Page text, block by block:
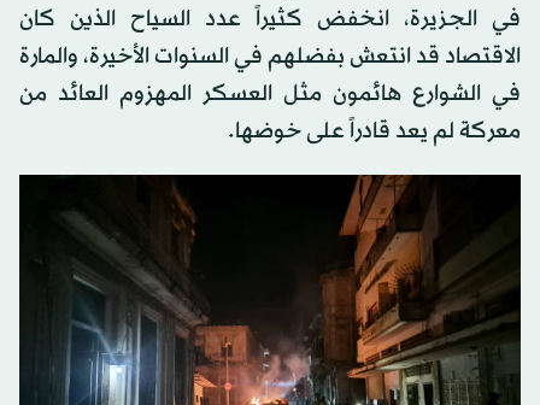
في الجزيرة، انخفض كثيراً عدد السياح الذين كان
الاقتصاد قد انتعش بفضلهم في السنوات الأخيرة، والمارة
في الشوارع هائمون مثل العسكر المهزوم العائد من
معركة لم يعد قادراً على خوضها.